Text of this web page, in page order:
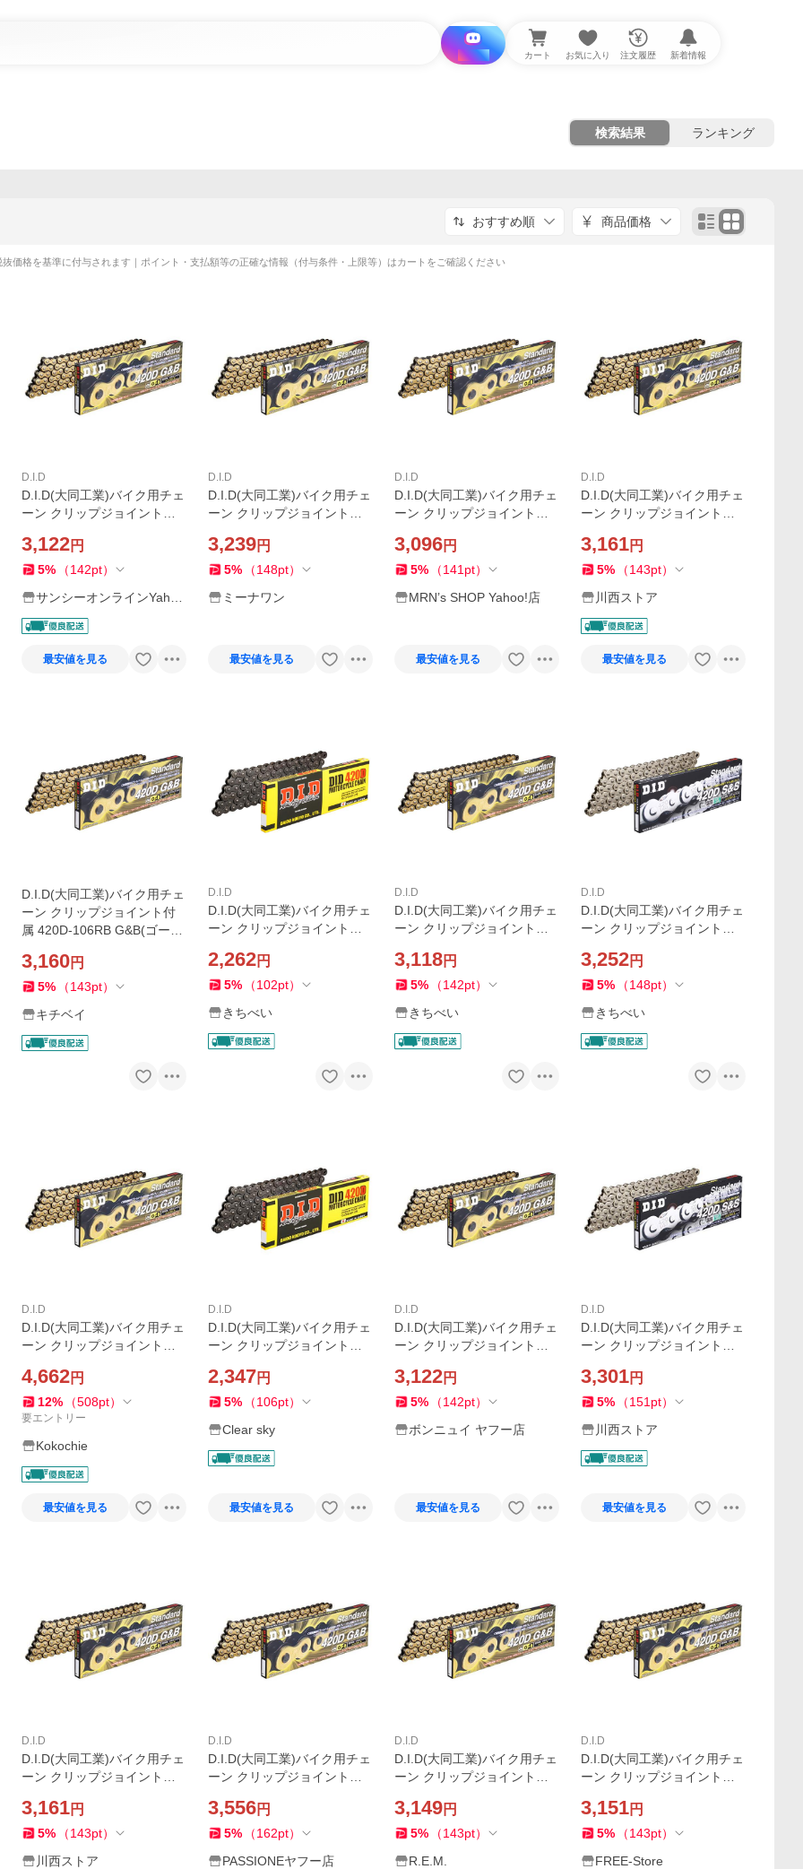
i と探す カート お気に入り 注文履歴 新着情報
検索結果 ランキング
おすすめ順 商品価格
価格を基準に付与されます｜ポイント・支払額等の正確な情報（付与条件・上限等）はカートをご確認ください
D.I.D
D.I.D(大同工業)バイク用チェ
ーン クリップジョイント付
ド&ブラック) 二輪 オートバ
イ用
3,122円
5% （142pt）
サンシーオンラインYaho
o!店
最安値を見る
D.I.D
D.I.D(大同工業)バイク用チェ
ーン クリップジョイント付
ド&ブラック) 二輪 オートバ
イ用
3,239円
5% （148pt）
ミーナワン
最安値を見る
D.I.D
D.I.D(大同工業)バイク用チェ
ーン クリップジョイント付
3,096円
5% （141 pt）
MRN’s SHOP Yahoo!店
最安値を見る
D.I.D
D.I.D(大同工業)バイク用チェ
ーン クリップジョイント付
ド&ブラック) 二輪 オートバ
イ用
3,161円
5% （143pt）
川西ストア
最安値を見る
D.I.D(大同工業)バイク用チェ
ーン クリップジョイント付
属 420D-106RB G&B(ゴール
イ用
3,160円
5% （143pt）
キチベイ
D.I.D
D.I.D(大同工業)バイク用チェ
ーン クリップジョイント付
ール) 二輪 オートバイ用
2,262円
5% （102pt）
きちべい
D.I.D
D.I.D(大同工業)バイク用チェ
ーン クリップジョイント付
ド&ブラック) 二輪 オートバ
イ用
3,118円
5% （142pt）
きちべい
D.I.D
D.I.D(大同工業)バイク用チェ
ーン クリップジョイント付
ー) 二輪 オートバイ用
3,252円
5% （148pt）
きちべい
D.I.D
D.I.D(大同工業)バイク用チェ
ーン クリップジョイント付
ド&ブラック) 二輪 オートバ
イ用
4,662円
12% （508pt）
要エントリー
Kokochie
最安値を見る
D.I.D
D.I.D(大同工業)バイク用チェ
ーン クリップジョイント付
ール) 二輪 オートバイ用
2,347円
5% （106pt）
Clear sky
最安値を見る
D.I.D
D.I.D(大同工業)バイク用チェ
ーン クリップジョイント付
ド&ブラック) 二輪
3,122円
5% （142pt）
ボンニュイ ヤフー店
最安値を見る
D.I.D
D.I.D(大同工業)バイク用チェ
ーン クリップジョイント付
ー) 二輪 オートバイ用
3,301円
5% （151 pt）
川西ストア
最安値を見る
D.I.D
D.I.D(大同工業)バイク用チェ
ーン クリップジョイント付
ド&ブラック) 二輪 オートバ
イ用
3,161円
5% （143pt）
川西ストア
D.I.D
D.I.D(大同工業)バイク用チェ
ーン クリップジョイント付
ド&ブラック) 二輪 オートバ
イ用
3,556円
5% （162pt）
PASSIONEヤフー店
D.I.D
D.I.D(大同工業)バイク用チェ
ーン クリップジョイント付
ド&ブラック) 二輪 オートバ
イ用
3,149円
5% （143pt）
R.E.M.
D.I.D
D.I.D(大同工業)バイク用チェ
ーン クリップジョイント付
ド&ブラック) 二輪 オートバ
イ用
3,151円
5% （143pt）
FREE-Store